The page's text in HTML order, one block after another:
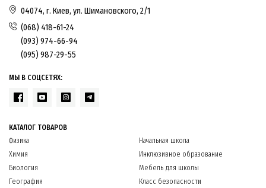
04074, г. Киев, ул. Шимановского, 2/1
(068) 418-61-24
(093) 974-66-94
(095) 987-29-55
МЫ В СОЦСЕТЯХ:
КАТАЛОГ ТОВАРОВ
Физика
Химия
Биология
География
Начальная школа
Инклюзивное образование
Мебель для школы
Класс безопасности